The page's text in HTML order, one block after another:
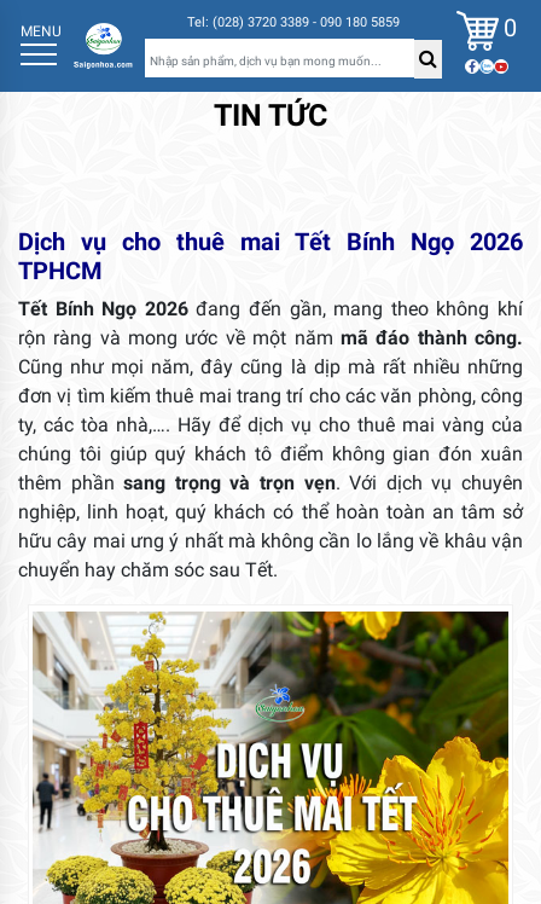
MENU Tel: (028) 3720 3389 - 090 180 5859 0
TIN TỨC
Dịch vụ cho thuê mai Tết Bính Ngọ 2026
TPHCM
Tết Bính Ngọ 2026đang đến gần, mang theo không khí
rộn ràng và mong ước về một năm mã đáo thành công.
Cũng như mọi năm, đây cũng là dịp mà rất nhiều những
đơn vị tìm kiếm thuê mai trang trí cho các văn phòng, công
ty, các tòa nhà,…. Hãy để dịch vụ cho thuê mai vàng của
chúng tôi giúp quý khách tô điểm không gian đón xuân
thêm phầnsang trọng và trọn vẹn. Với dịch vụ chuyên
nghiệp, linh hoạt, quý khách có thể hoàn toàn an tâm sở
hữu cây mai ưng ý nhất mà không cần lo lắng về khâu vận
chuyển hay chăm sóc sau Tết.